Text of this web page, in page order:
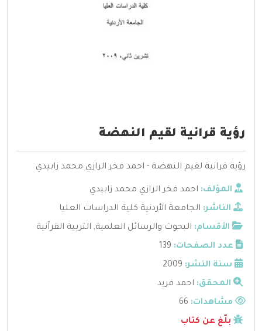
رؤية قرانية لقيم النهضة
رؤية قرانية لقيم النهضة - احمد فخر الرازي محمد زابيدي
المؤلف: احمد فخر الرازي محمد زابيدي
الناشر: الجامعة الأردنية كلية الدراسات العليا
الأقسام: البحوث والرسائل العلمية, التربية القرآنية
عدد الصفحات: 139
سنة النشر: 2009
المحقق: احمد فريد
مشاهدات:
بلّغ عن كتاب